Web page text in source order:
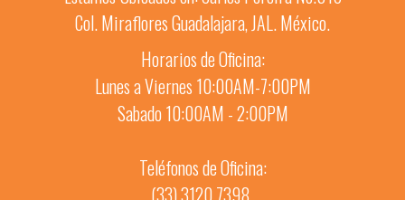
Col. Miraflores Guadalajara, JAL. México.
Horarios de Oficina:
Lunes a Viernes 10:00AM-7:00PM
Sabado 10:00AM - 2:00PM
Teléfonos de Oficina:
(33) 3120 7398.